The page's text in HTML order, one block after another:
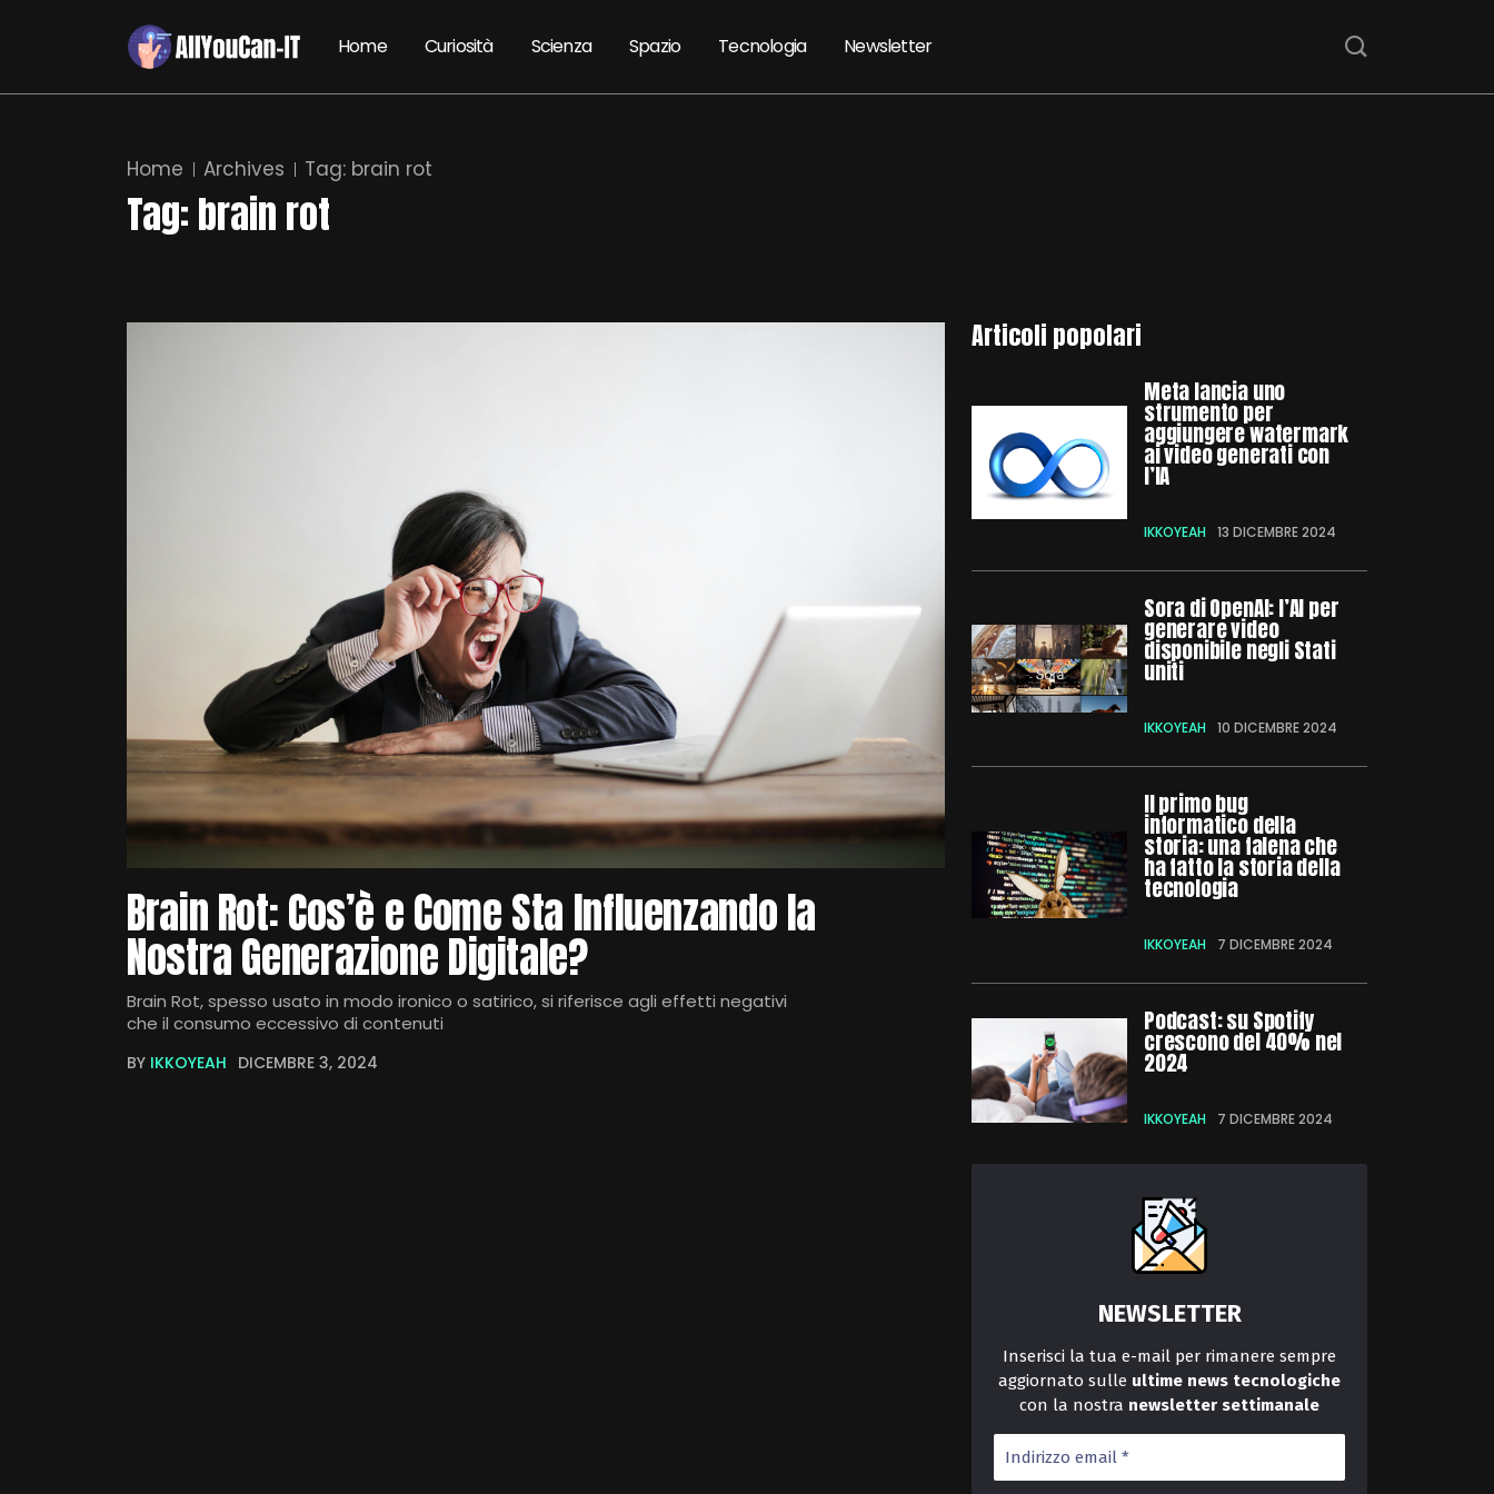
Home Curiosità Scienza Spazio Tecnologia Newsletter
Home Archives Tag: brain rot
Tag:brain rot
Brain Rot: Cos’è e Come Sta Influenzando la
Nostra Generazione Digitale?
Brain Rot, spesso usato in modo ironico o satirico, si riferisce agli effetti negativi
che il consumo eccessivo di contenuti
BY IKKOYEAH DICEMBRE 3, 2024
Articoli popolari
Meta lancia uno
strumento per
aggiungere watermark
ai video generati con
l’IA
IKKOYEAH 13 DICEMBRE 2024
Sora di OpenAI: l’AI per
generare video
disponibile negli Stati
uniti
IKKOYEAH 10 DICEMBRE 2024
Il primo bug
informatico della
storia: una falena che
ha fatto la storia della
tecnologia
IKKOYEAH 7 DICEMBRE 2024
Podcast: su Spotify
crescono del 40% nel
2024
IKKOYEAH 7 DICEMBRE 2024
NEWSLETTER
Inserisci la tua e-mail per rimanere sempre
aggiornato sulle ultime news tecnologiche
con la nostra newsletter settimanale